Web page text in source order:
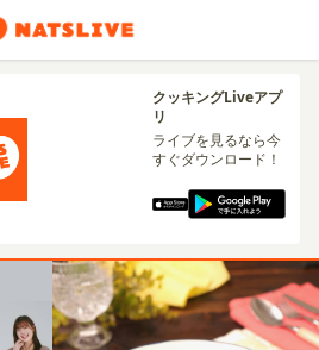
クッキングLiveアプ
リ
ライブを見るなら今
すぐダウンロード！